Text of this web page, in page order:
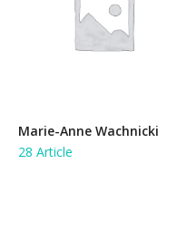
Marie-Anne Wachnicki
28 Article